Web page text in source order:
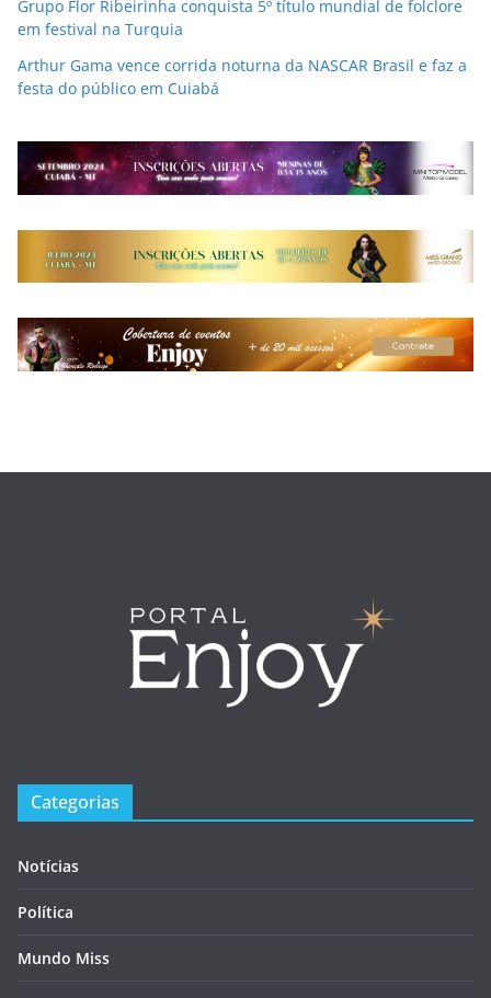
Grupo Flor Ribeirinha conquista 5º título mundial de folclore
em festival na Turquia
Arthur Gama vence corrida noturna da NASCAR Brasil e faz a
festa do público em Cuiabá
Categorias
Notícias
Política
Mundo Miss